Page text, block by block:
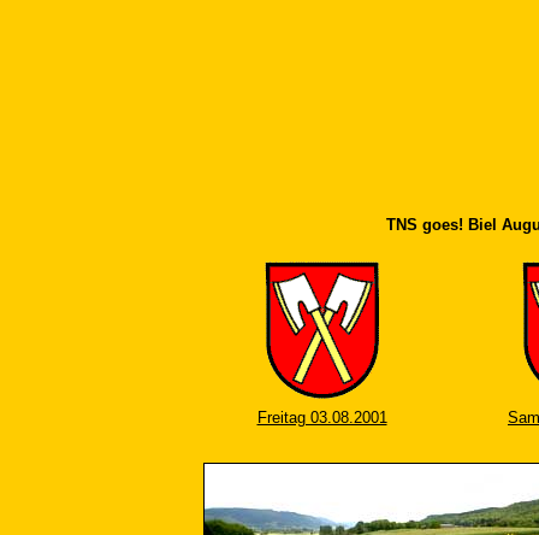
TNS goes! Biel
Freitag 03.08.2001